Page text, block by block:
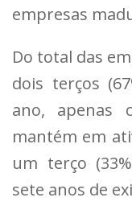
empresas
Do total das
dois terços
ano, apenas
mantém em
um terço
sete anos de